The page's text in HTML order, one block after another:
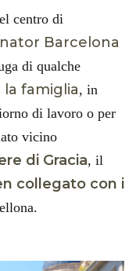
centro di
Barcelona
di qualche
famiglia, in
di lavoro o per
vicino
di Gracia, il
collegato con i